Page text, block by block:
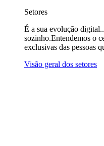
Setores
É a sua evolução
sozinho.Entendemos o
exclusivas das pessoas
Visão geral dos setores